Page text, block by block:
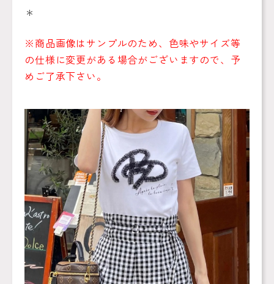
＊
※商品画像はサンプルのため、色味やサイズ等
の仕様に変更がある場合がございますので、予
めご了承下さい。